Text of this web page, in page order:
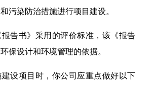
污染防治措施进行项目建设。
报告书》采用的评价标准，该《报告
保设计和环境管理的依据。
设项目时，你公司应重点做好以下